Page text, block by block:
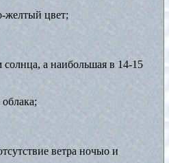
желтый цвет;
солнца, а наибольшая в 14-15
ветра ночыо и